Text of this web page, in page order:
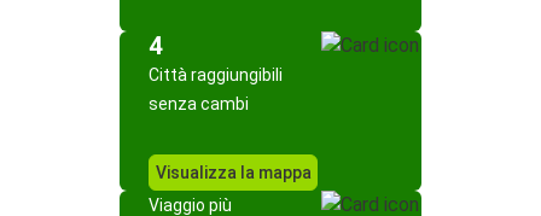
4
Città raggiungibili
senza cambi
Visualizza la mappa
Viaggio più